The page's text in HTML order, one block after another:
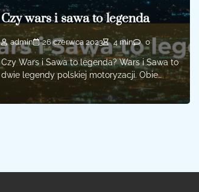
Czy wars i sawa to legenda
admin 26 czerwca 2023 4 min 0
Czy Wars i Sawa to legenda? Wars i Sawa to
dwie legendy polskiej motoryzacji. Obie…